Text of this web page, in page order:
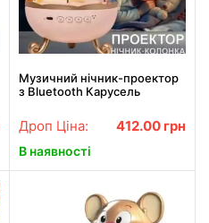
Музичний нічник-проектор
з Bluetooth Карусель
Дитячий музичний нічник
Дроп Ціна: 412.00 грн
В наявності